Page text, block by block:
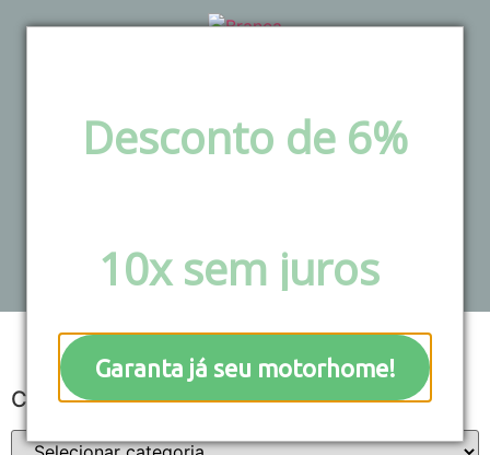
Desconto de 6%
10x sem juros
Garanta já seu motorhome!
Categorias